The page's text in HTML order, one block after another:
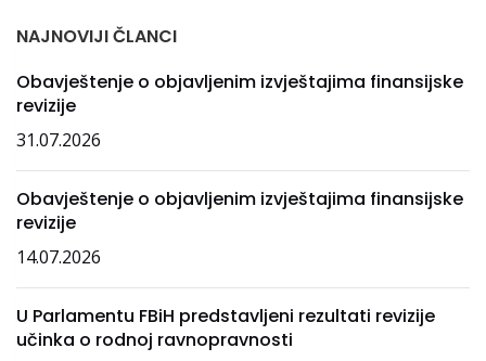
NAJNOVIJI ČLANCI
Obavještenje o objavljenim izvještajima finansijske
revizije
31.07.2026
Obavještenje o objavljenim izvještajima finansijske
revizije
14.07.2026
U Parlamentu FBiH predstavljeni rezultati revizije
učinka o rodnoj ravnopravnosti